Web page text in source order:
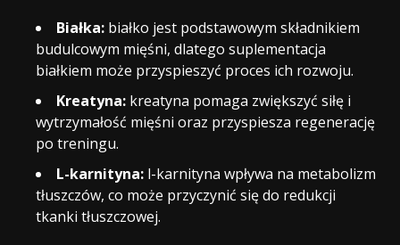
Białka: białko jest podstawowym składnikiem
budulcowym mięśni, dlatego suplementacja
białkiem może przyspieszyć proces ich rozwoju.
Kreatyna: kreatyna pomaga zwiększyć siłę i
wytrzymałość mięśni oraz przyspiesza regenerację
po treningu.
L-karnityna: l-karnityna wpływa na metabolizm
tłuszczów, co może przyczynić się do redukcji
tkanki tłuszczowej.